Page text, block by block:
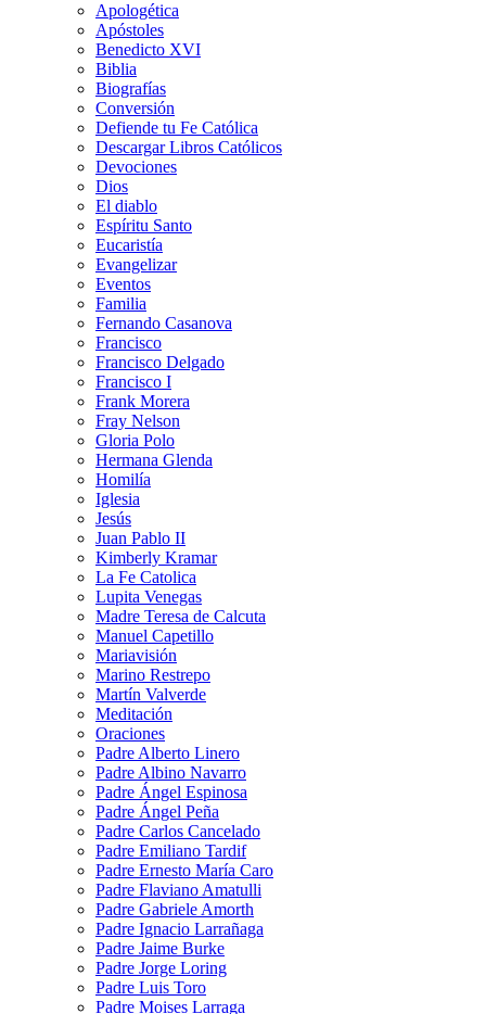
Apologética
Apóstoles
Benedicto XVI
Biblia
Biografías
Conversión
Defiende tu Fe Católica
Descargar Libros Católicos
Devociones
Dios
El diablo
Espíritu Santo
Eucaristía
Evangelizar
Eventos
Familia
Fernando Casanova
Francisco
Francisco Delgado
Francisco I
Frank Morera
Fray Nelson
Gloria Polo
Hermana Glenda
Homilía
Iglesia
Jesús
Juan Pablo II
Kimberly Kramar
La Fe Catolica
Lupita Venegas
Madre Teresa de Calcuta
Manuel Capetillo
Mariavisión
Marino Restrepo
Martín Valverde
Meditación
Oraciones
Padre Alberto Linero
Padre Albino Navarro
Padre Ángel Espinosa
Padre Ángel Peña
Padre Carlos Cancelado
Padre Emiliano Tardif
Padre Ernesto María Caro
Padre Flaviano Amatulli
Padre Gabriele Amorth
Padre Ignacio Larrañaga
Padre Jaime Burke
Padre Jorge Loring
Padre Luis Toro
Padre Moises Larraga